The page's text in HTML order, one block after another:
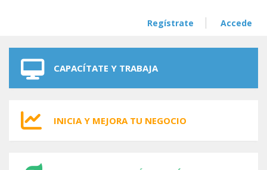
Regístrate Accede
CAPACÍTATE Y TRABAJA
INICIA Y MEJORA TU NEGOCIO